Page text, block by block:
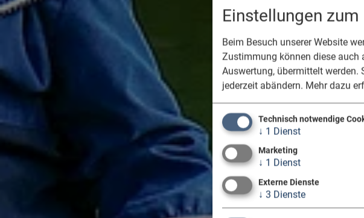
Einstellungen
Beim Besuch unserer Website
Zustimmung können diese auch
Auswertung, übermittelt werden.
jederzeit abändern. Mehr dazu
Technisch notwendige
↓ 1 Dienst
Marketing
↓ 1 Dienst
Externe Dienste
↓ 3 Dienste